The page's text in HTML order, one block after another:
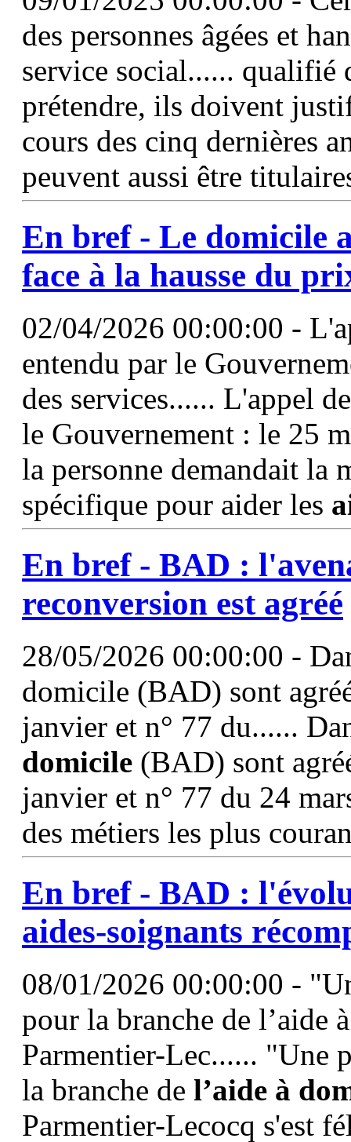
des personnes âgées et
service social...... qualifié
prétendre, ils doivent
cours des cinq dernières
peuvent aussi être
En bref - Le domicile
face à la hausse du
02/04/2026 00:00:00 -
entendu par le
des services...... L'appel
le Gouvernement : le 25
la personne demandait la
spécifique pour aider les
En bref - BAD :
reconversion est agréé
28/05/2026 00:00:00 -
domicile (BAD) sont
janvier et n° 77 du......
domicile (BAD) sont
janvier et n° 77 du 24
des métiers les plus
En bref - BAD :
aides-soignants
08/01/2026 00:00:00 -
pour la branche de
Parmentier-Lec...... "Une
la branche de l’aide à
Parmentier-Lecocq s'est